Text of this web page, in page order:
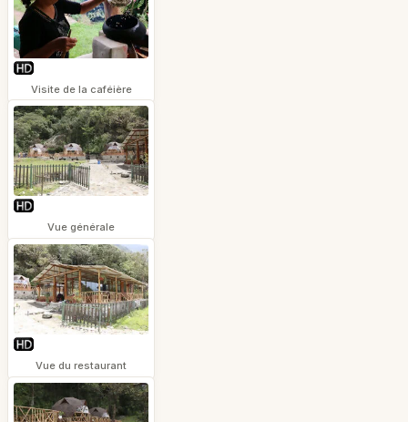
Visite de la caféière
Vue générale
Vue du restaurant